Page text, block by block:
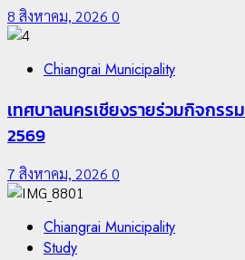
8 สิงหาคม, 2026 0
Chiangrai Municipality
เทศบาลนครเชียงรายร่วมกิจกรร
2569
7 สิงหาคม, 2026 0
Chiangrai Municipality
Study